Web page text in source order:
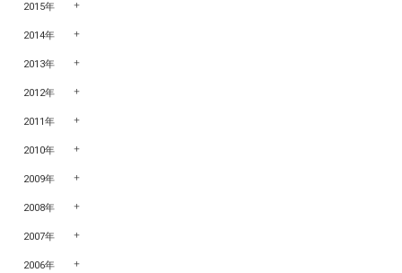
2015年
2014年
2013年
2012年
2011年
2010年
2009年
2008年
2007年
2006年